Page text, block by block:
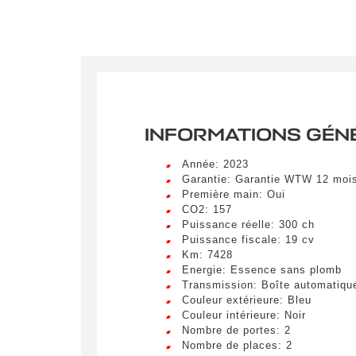
véhicule
Lorem
INFORMATIONS
Année: 2023
Garantie: Garantie WTW 12 mois
Première main: Oui
CO2: 157
Puissance réelle: 300 ch
Puissance fiscale: 19 cv
Km: 7428
Energie: Essence sans plomb
Transmission: Boîte
Couleur extérieure: Bleu
Couleur intérieure: Noir
Nombre de portes: 2
Nombre de places: 2